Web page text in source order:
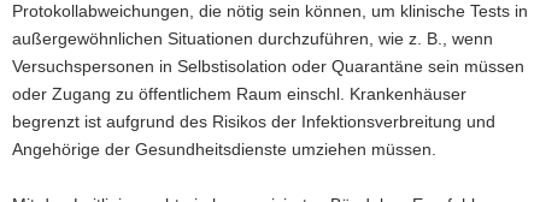
Protokollabweichungen, die nötig sein können, um klinische Tests in
außergewöhnlichen Situationen durchzuführen, wie z. B., wenn
Versuchspersonen in Selbstisolation oder Quarantäne sein müssen
oder Zugang zu öffentlichem Raum einschl. Krankenhäuser
begrenzt ist aufgrund des Risikos der Infektionsverbreitung und
Angehörige der Gesundheitsdienste umziehen müssen.